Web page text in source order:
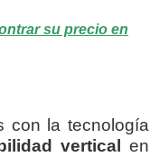
su precio en
con la tecnología
vertical
en